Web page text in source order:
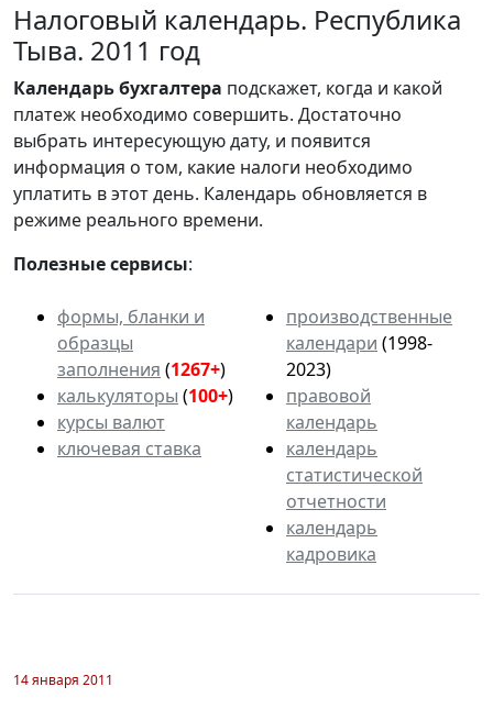
Налоговый календарь. Республика
Тыва. 2011 год
Календарьбухгалтера подскажет, когда и какой
платеж необходимо совершить. Достаточно
выбрать интересующую дату, и появится
информация о том, какие налоги необходимо
уплатить в этот день. Календарь обновляется в
режиме реального времени.
Полезные сервисы:
формы, бланки и
образцы
заполнения (1267+)
калькуляторы (100+)
курсы валют
ключевая ставка
производственные
календари (1998-
2023)
правовой
календарь
календарь
статистической
отчетности
календарь
кадровика
14 января 2011